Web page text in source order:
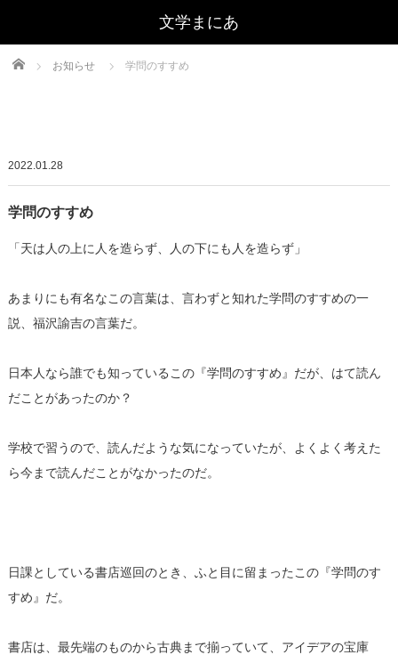
文学まにあ
Home お知らせ 学問のすすめ
2022.01.28
学問のすすめ
「天は人の上に人を造らず、人の下にも人を造らず」
あまりにも有名なこの言葉は、言わずと知れた学問のすすめの一
説、福沢諭吉の言葉だ。
日本人なら誰でも知っているこの『学問のすすめ』だが、はて読ん
だことがあったのか？
学校で習うので、読んだような気になっていたが、よくよく考えた
ら今まで読んだことがなかったのだ。
日課としている書店巡回のとき、ふと目に留まったこの『学問のす
すめ』だ。
書店は、最先端のものから古典まで揃っていて、アイデアの宝庫